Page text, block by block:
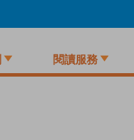
閱讀服務